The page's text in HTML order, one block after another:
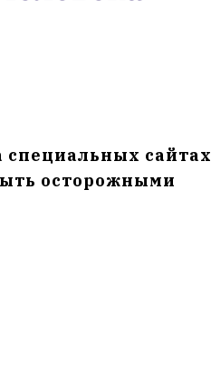
сайтах
осторожными